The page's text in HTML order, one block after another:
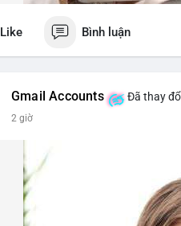
Like Bình luận
Gmail Accounts Đã thay
2 giờ